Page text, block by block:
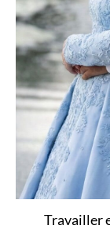
Travailler